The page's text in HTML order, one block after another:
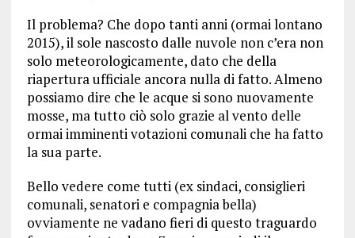
Il problema? Che dopo tanti anni (ormai lontano
2015), il sole nascosto dalle nuvole non c’era non
solo meteorologicamente, dato che della
riapertura ufficiale ancora nulla di fatto. Almeno
possiamo dire che le acque si sono nuovamente
mosse, ma tutto ciò solo grazie al vento delle
ormai imminenti votazioni comunali che ha fatto
la sua parte.
Bello vedere come tutti (ex sindaci, consiglieri
comunali, senatori e compagnia bella)
ovviamente ne vadano fieri di questo traguardo